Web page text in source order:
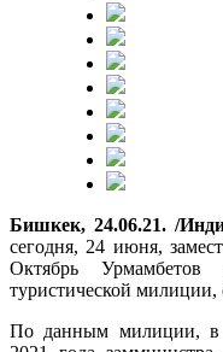
Бишкек, 24.06.21. /
сегодня, 24 июня,
Октябрь Урмамбетов
туристической
По данным милиции, в